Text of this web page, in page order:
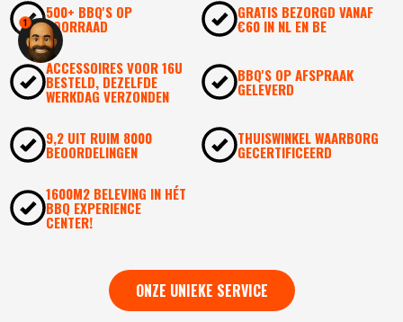
500+ BBQ'S OP
VOORRAAD
GRATIS BEZORGD VANAF
€60 IN NL EN BE
ACCESSOIRES VOOR 16U
BESTELD, DEZELFDE
WERKDAG VERZONDEN
BBQ'S OP AFSPRAAK
GELEVERD
9,2 UIT RUIM 8000
BEOORDELINGEN
THUISWINKEL WAARBORG
GECERTIFICEERD
1600M2 BELEVING IN HÉT
BBQ EXPERIENCE
CENTER!
ONZE UNIEKE SERVICE
1